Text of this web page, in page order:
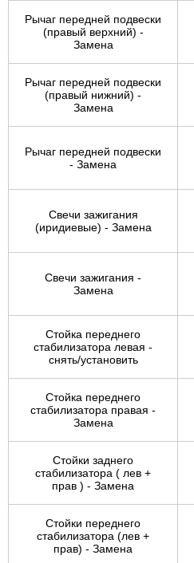
Рычаг передней подвески
(правый верхний) -
Замена
Рычаг передней подвески
(правый нижний) -
Замена
Рычаг передней подвески
- Замена
Свечи зажигания
(иридиевые) - Замена
Свечи зажигания -
Замена
Стойка переднего
стабилизатора левая -
снять/установить
Стойка переднего
стабилизатора правая -
Замена
Стойки заднего
стабилизатора ( лев +
прав ) - Замена
Стойки переднего
стабилизатора (лев +
прав) - Замена